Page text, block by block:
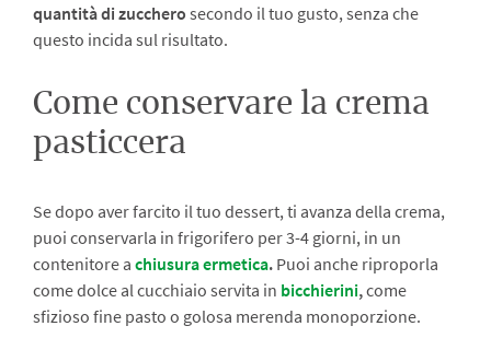
quantità di zucchero secondo il tuo gusto, senza che
questo incida sul risultato.
Come conservare la crema
pasticcera
Se dopo aver farcito il tuo dessert, ti avanza della crema,
puoi conservarla in frigorifero per 3-4 giorni, in un
contenitore a chiusura ermetica. Puoi anche riproporla
come dolce al cucchiaio servita in bicchierini,come
sfizioso fine pasto o golosa merenda monoporzione.